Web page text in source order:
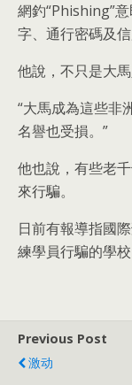
網釣“Phishing”
字、通行密碼及
他說，不只是大
“大馬成為這些非
名譽也受損。”
他也說，有些老
來行騙。
日前有報導指國
練學員行騙的學校
Previous Post
激动